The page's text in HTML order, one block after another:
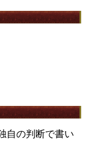
自の判断で書い